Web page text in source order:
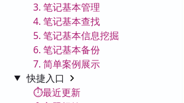
3. 笔记基本管理
4. 笔记基本查找
5. 笔记基本信息挖掘
6. 笔记基本备份
7. 简单案例展示
快捷入口
⏱️最近更新